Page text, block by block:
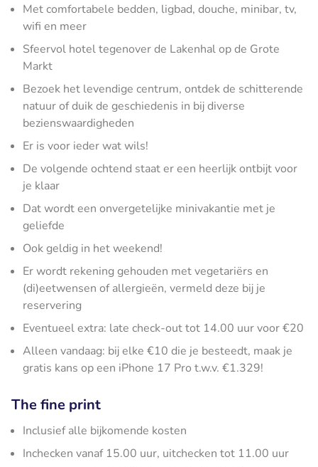
Met comfortabele bedden, ligbad, douche, minibar, tv,
wifi en meer
Sfeervol hotel tegenover de Lakenhal op de Grote
Markt
Bezoek het levendige centrum, ontdek de schitterende
natuur of duik de geschiedenis in bij diverse
bezienswaardigheden
Er is voor ieder wat wils!
De volgende ochtend staat er een heerlijk ontbijt voor
je klaar
Dat wordt een onvergetelijke minivakantie met je
geliefde
Ook geldig in het weekend!
Er wordt rekening gehouden met vegetariërs en
(di)eetwensen of allergieën, vermeld deze bij je
reservering
Eventueel extra: late check-out tot 14.00 uur voor €20
Alleen vandaag: bij elke €10 die je besteedt, maak je
gratis kans op een iPhone 17 Pro t.w.v. €1.329!
The fine print
Inclusief alle bijkomende kosten
Inchecken vanaf 15.00 uur, uitchecken tot 11.00 uur